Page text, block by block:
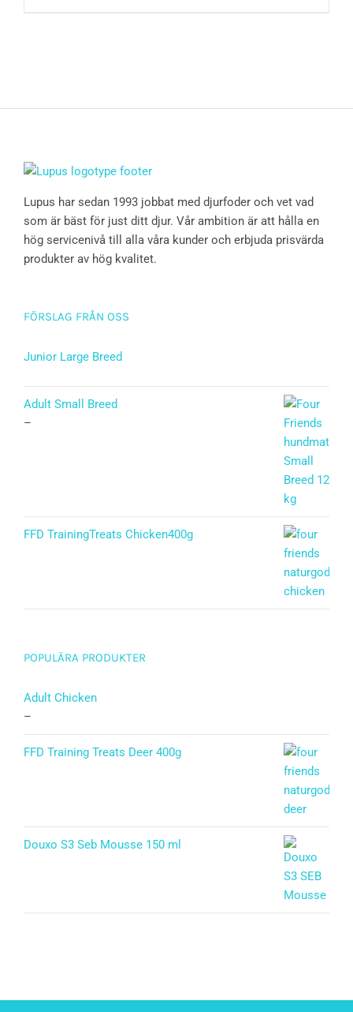
Lupus har sedan 1993 jobbat med djurfoder och vet vad
som är bäst för just ditt djur. Vår ambition är att hålla en
hög servicenivå till alla våra kunder och erbjuda prisvärda
produkter av hög kvalitet.
FÖRSLAG FRÅN OSS
Junior Large Breed
5.00av 5
Adult Small Breed
–
FFD TrainingTreats Chicken400g
POPULÄRA PRODUKTER
Adult Chicken
–
FFD Training Treats Deer 400g
Douxo S3 Seb Mousse 150 ml